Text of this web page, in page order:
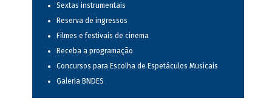
Sextas instrumentais
Reserva de ingressos
Filmes e festivais de cinema
Receba a programação
Concursos para Escolha de Espetáculos Musicais
Galeria BNDES